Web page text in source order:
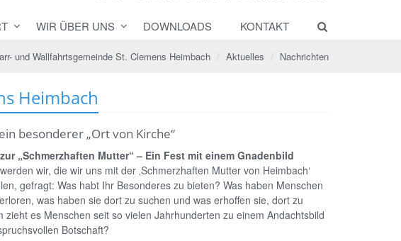
WIR ÜBER UNS DOWNLOADS KONTAKT
und Wallfahrtsgemeinde St. Clemens Heimbach Aktuelles Nachrichten
Heimbach
besonderer „Ort von Kirche“
„Schmerzhaften Mutter“ – Ein Fest mit einem Gnadenbild
wir, die wir uns mit der ‚Schmerzhaften Mutter von Heimbach‘
gefragt: Was habt Ihr Besonderes zu bieten? Was haben Menschen
was haben sie dort zu suchen und was erhoffen sie, dort zu
zieht es Menschen seit so vielen Jahrhunderten zu einem Andachtsbild
Botschaft?